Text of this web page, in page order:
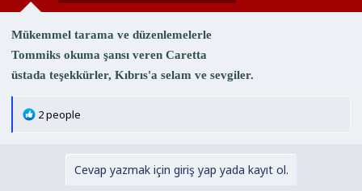
Mükemmel tarama ve düzenlemelerle
Tommiks okuma şansı veren Caretta
üstada teşekkürler, Kıbrıs'a selam ve sevgiler.
T
2 people
Cevap yazmak için giriş yap yada kayıt ol.